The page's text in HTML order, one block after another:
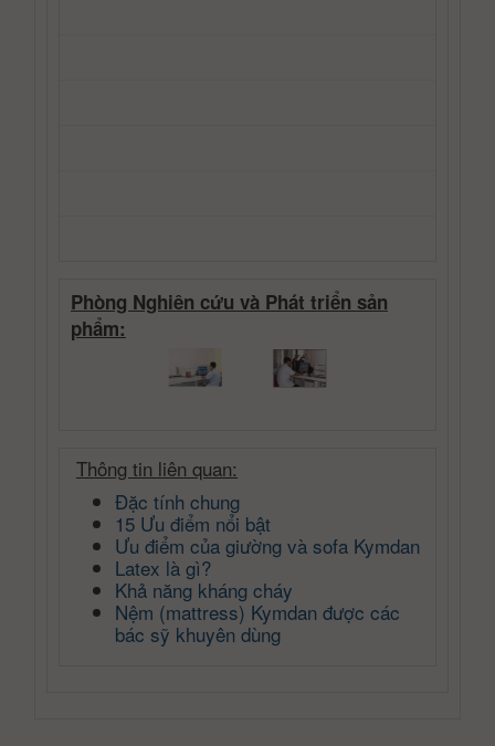
Phòng Nghiên cứu và Phát triển sản
phẩm:
Thông tin liên quan:
Đặc tính chung
15 Ưu điểm nổi bật
Ưu điểm của giường và sofa Kymdan
Latex là gì?
Khả năng kháng cháy
Nệm (mattress) Kymdan được các
bác sỹ khuyên dùng